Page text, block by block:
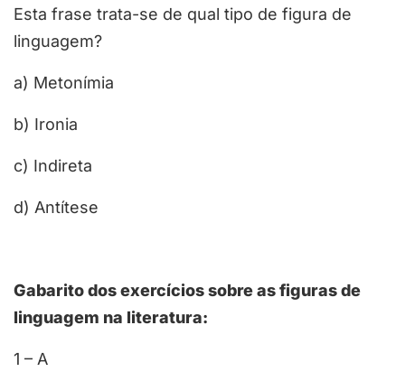
Esta frase trata-se de qual tipo de figura de
linguagem?
a) Metonímia
b) Ironia
c) Indireta
d) Antítese
Gabarito dos exercícios sobre as figuras de
linguagem na literatura:
1 – A